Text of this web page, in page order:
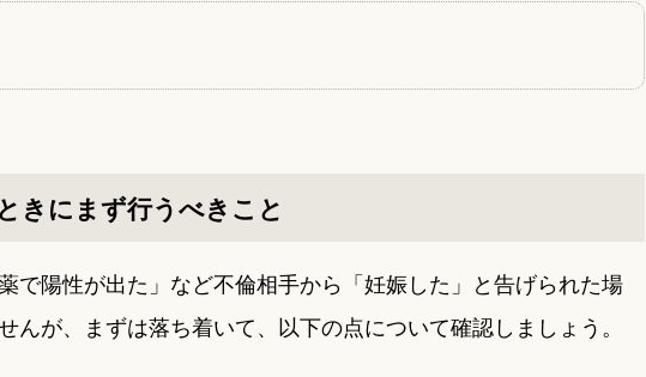
きにまず行うべきこと
で陽性が出た」など不倫相手から「妊娠した」と告げられた場
が、まずは落ち着いて、以下の点について確認しましょう。